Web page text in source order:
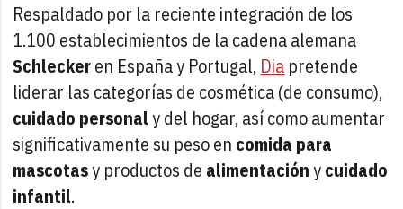
Respaldado por la reciente integración de los
1.100 establecimientos de la cadena alemana
Schleckeren España y Portugal, Dia pretende
liderar las categorías de cosmética (de consumo),
cuidado personaly del hogar, así como aumentar
significativamente su peso en comida para
mascotasy productos de alimentaciónycuidado
infantil.